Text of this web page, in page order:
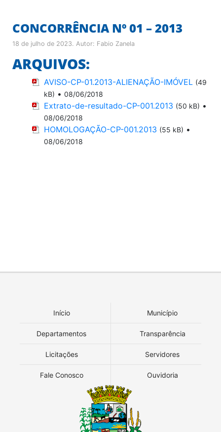
CONCORRÊNCIA Nº 01 – 2013
18 de julho de 2023. Autor: Fabio Zanela
ARQUIVOS:
AVISO-CP-01.2013-ALIENAÇÃO-IMÓVEL (49
kB) • 08/06/2018
Extrato-de-resultado-CP-001.2013 (50 kB) •
08/06/2018
HOMOLOGAÇÃO-CP-001.2013 (55 kB) •
08/06/2018
Início Município
Departamentos Transparência
Licitações Servidores
Fale Conosco Ouvidoria